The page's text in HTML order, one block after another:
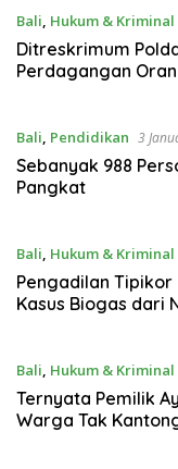
Bali, Hukum & Kriminal
Ditreskrimum
Perdagangan
Bali, Pendidikan 3
Sebanyak 988
Pangkat
Bali, Hukum & Kriminal
Pengadilan Tipikor
Kasus Biogas dari
Bali, Hukum & Kriminal
Ternyata Pemilik
Warga Tak